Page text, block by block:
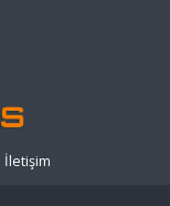
İletişim